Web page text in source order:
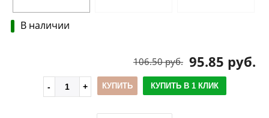
В наличии
95.85 руб.
106.50 руб.
КУПИТЬ КУПИТЬ В 1 КЛИК